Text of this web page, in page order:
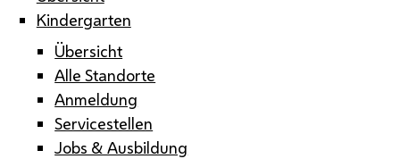
Kindergarten
Übersicht
Alle Standorte
Anmeldung
Servicestellen
Jobs & Ausbildung